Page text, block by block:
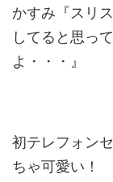
かすみ『スリ
してると思っ
よ・・・』
初テレフォン
ちゃ可愛い！